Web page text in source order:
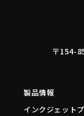
〒154-
製品情報
インクジェット